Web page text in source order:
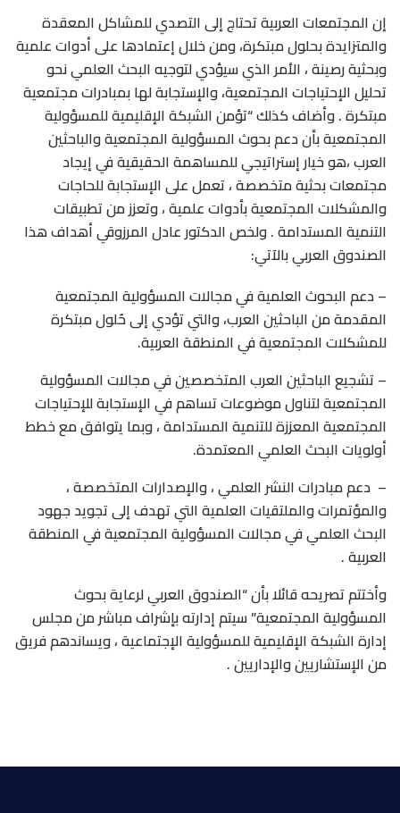
إن المجتمعات العربية تحتاج إلى التصدي للمشاكل المعقدة
والمتزايدة بحلول مبتكرة، ومن خلال إعتمادها على أدوات علمية
وبحثية رصينة ، الأمر الذي سيؤدي لتوجيه البحث العلمي نحو
تحليل الإحتياجات المجتمعية، والإستجابة لها بمبادرات مجتمعية
مبتكرة . وأضاف كذلك “تؤمن الشبكة الإقليمية للمسؤولية
المجتمعية بأن دعم بحوث المسؤولية المجتمعية والباحثين
العرب ،هو خيار إستراتيجي للمساهمة الحقيقية في إيجاد
مجتمعات بحثية متخصصة ، تعمل على الإستجابة للحاجات
والمشكلات المجتمعية بأدوات علمية ، وتعزز من تطبيقات
التنمية المستدامة . ولخص الدكتور عادل المرزوقي أهداف هذا
الصندوق العربي بالآتي:
– دعم البحوث العلمية في مجالات المسؤولية المجتمعية
المقدمة من الباحثين العرب، والتي تؤدي إلى حُلول مبتكرة
للمشكلات المجتمعية في المنطقة العربية.
– تشجيع الباحثين العرب المتخصصين في مجالات المسؤولية
المجتمعية لتناول موضوعات تساهم في الإستجابة للإحتياجات
المجتمعية المعززة للتنمية المستدامة ، وبما يتوافق مع خطط
أولويات البحث العلمي المعتمدة.
– دعم مبادرات النشر العلمي ، والإصدارات المتخصصة ،
والمؤتمرات والملتقيات العلمية التي تهدف إلى تجويد جهود
البحث العلمي في مجالات المسؤولية المجتمعية في المنطقة
العربية .
وأختتم تصريحه قائلا بأن “الصندوق العربي لرعاية بحوث
المسؤولية المجتمعية” سيتم إدارته بإشراف مباشر من مجلس
إدارة الشبكة الإقليمية للمسؤولية الإجتماعية ، ويساندهم فريق
من الإستشاريين والإداريين .